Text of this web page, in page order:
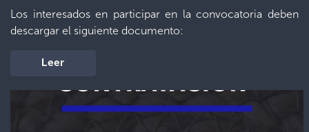
Los interesados en participar en la convocatoria deben
descargar el siguiente documento:
Leer